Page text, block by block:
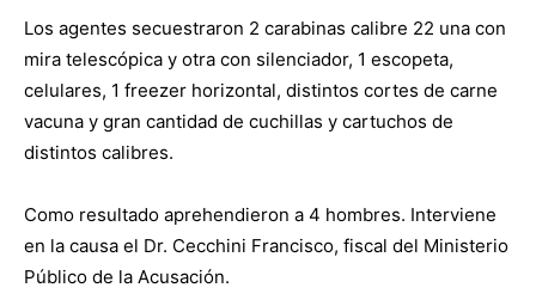
Los agentes secuestraron 2 carabinas calibre 22 una con
mira telescópica y otra con silenciador, 1 escopeta,
celulares, 1 freezer horizontal, distintos cortes de carne
vacuna y gran cantidad de cuchillas y cartuchos de
distintos calibres.
Como resultado aprehendieron a 4 hombres. Interviene
en la causa el Dr. Cecchini Francisco, fiscal del Ministerio
Público de la Acusación.